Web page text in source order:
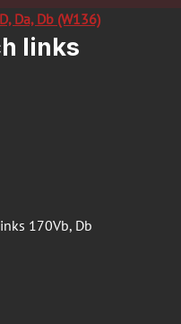
Da, Db (W136)
links